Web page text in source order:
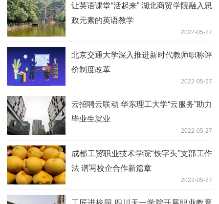
让英语课堂“活起来” 湖北商贸学院融入思
政元素的英语教学
2022-05-27
北京交通大学深入推进新时代教师职称评
价制度改革
2022-05-27
云招聘云联动 华东理工大学“云服务”助力
毕业生就业
2022-05-27
成都工贸职业技术学院“铁字头”支部工作
法 谱写校企合作新篇章
2022-05-27